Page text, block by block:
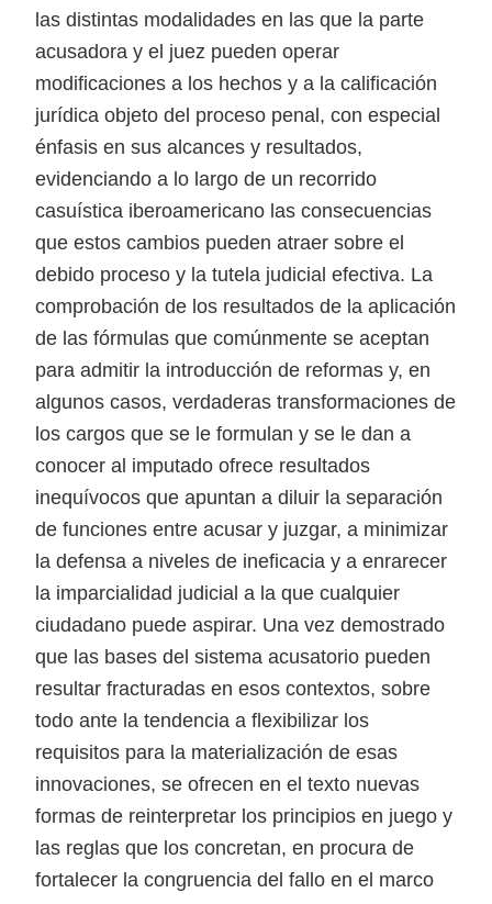
las distintas modalidades en las que la parte
acusadora y el juez pueden operar
modificaciones a los hechos y a la calificación
jurídica objeto del proceso penal, con especial
énfasis en sus alcances y resultados,
evidenciando a lo largo de un recorrido
casuística iberoamericano las consecuencias
que estos cambios pueden atraer sobre el
debido proceso y la tutela judicial efectiva. La
comprobación de los resultados de la aplicación
de las fórmulas que comúnmente se aceptan
para admitir la introducción de reformas y, en
algunos casos, verdaderas transformaciones de
los cargos que se le formulan y se le dan a
conocer al imputado ofrece resultados
inequívocos que apuntan a diluir la separación
de funciones entre acusar y juzgar, a minimizar
la defensa a niveles de ineficacia y a enrarecer
la imparcialidad judicial a la que cualquier
ciudadano puede aspirar. Una vez demostrado
que las bases del sistema acusatorio pueden
resultar fracturadas en esos contextos, sobre
todo ante la tendencia a flexibilizar los
requisitos para la materialización de esas
innovaciones, se ofrecen en el texto nuevas
formas de reinterpretar los principios en juego y
las reglas que los concretan, en procura de
fortalecer la congruencia del fallo en el marco